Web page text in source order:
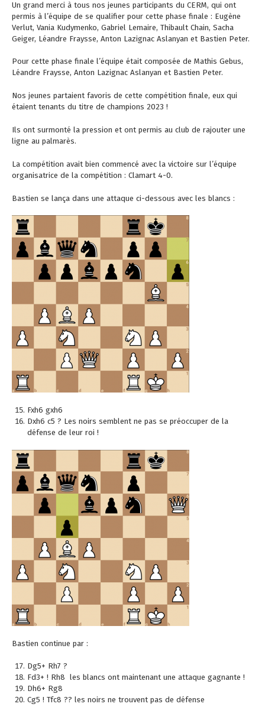
Un grand merci à tous nos jeunes participants du CERM, qui ont
permis à l’équipe de se qualifier pour cette phase finale : Eugène
Verlut, Vania Kudymenko, Gabriel Lemaire, Thibault Chain, Sacha
Geiger, Léandre Fraysse, Anton Lazignac Aslanyan et Bastien Peter.
Pour cette phase finale l’équipe était composée de Mathis Gebus,
Léandre Fraysse, Anton Lazignac Aslanyan et Bastien Peter.
Nos jeunes partaient favoris de cette compétition finale, eux qui
étaient tenants du titre de champions 2023 !
Ils ont surmonté la pression et ont permis au club de rajouter une
ligne au palmarès.
La compétition avait bien commencé avec la victoire sur l’équipe
organisatrice de la compétition : Clamart 4-0.
Bastien se lança dans une attaque ci-dessous avec les blancs :
Fxh6 gxh6
Dxh6 c5 ? Les noirs semblent ne pas se préoccuper de la
défense de leur roi !
Bastien continue par :
Dg5+ Rh7 ?
Fd3+ ! Rh8 les blancs ont maintenant une attaque gagnante !
Dh6+ Rg8
Cg5 ! Tfc8 ?? les noirs ne trouvent pas de défense